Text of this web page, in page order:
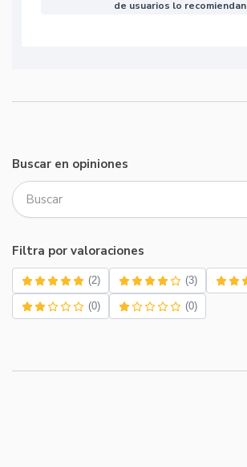
de usuarios lo recomiendan
Buscar en opiniones
Filtra por valoraciones
(2) (3)
(0) (0)